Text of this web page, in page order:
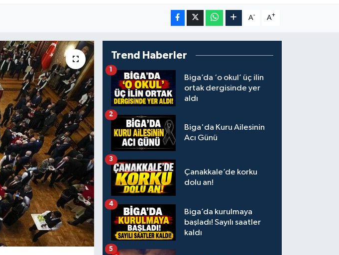
A- A+
Trend Haberler
Biga’da ‘o okul’ üç ilin
ortak dergisinde yer
aldı
1
Biga'da Kuru Ailesinin
Acı Günü
2
Çanakkale’de korku
dolu an!
3
Biga’da kurulmaya
başladı! Sayılı saatler
kaldı
4
5